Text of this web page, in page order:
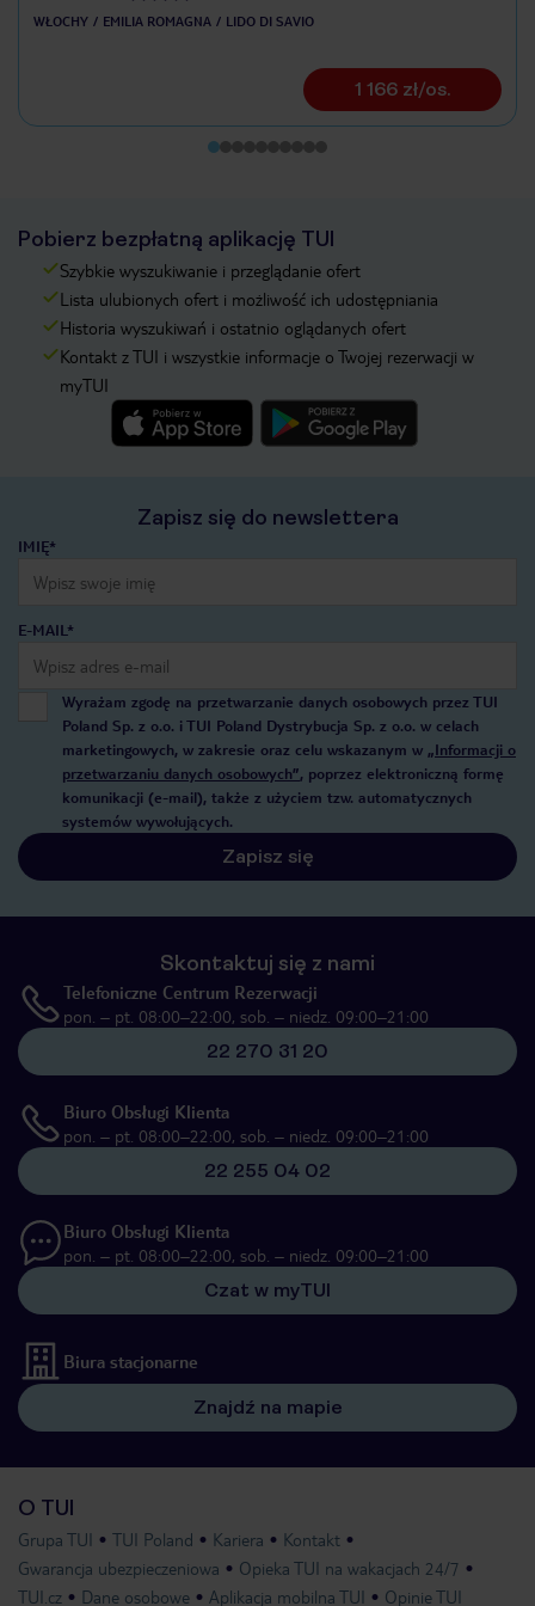
WŁOCHY EMILIA ROMAGNA LIDO DI SAVIO
1 166 zł/os.
Pobierz bezpłatną aplikację TUI
Szybkie wyszukiwanie i przeglądanie ofert
Lista ulubionych ofert i możliwość ich udostępniania
Historia wyszukiwań i ostatnio oglądanych ofert
Kontakt z TUI i wszystkie informacje o Twojej rezerwacji w
myTUI
Zapisz się do newslettera
IMIĘ*
E-MAIL*
Wyrażam zgodę na przetwarzanie danych osobowych przez TUI
Poland Sp. z o.o. i TUI Poland Dystrybucja Sp. z o.o. w celach
marketingowych, w zakresie oraz celu wskazanym w „Informacji o
przetwarzaniu danych osobowych”, poprzez elektroniczną formę
komunikacji (e-mail), także z użyciem tzw. automatycznych
systemów wywołujących.
Zapisz się
Skontaktuj się z nami
Telefoniczne Centrum Rezerwacji
pon. – pt. 08:00–22:00, sob. – niedz. 09:00–21:00
22 270 31 20
Biuro Obsługi Klienta
pon. – pt. 08:00–22:00, sob. – niedz. 09:00–21:00
22 255 04 02
Biuro Obsługi Klienta
pon. – pt. 08:00–22:00, sob. – niedz. 09:00–21:00
Czat w myTUI
Biura stacjonarne
Znajdź na mapie
O TUI
Grupa TUI TUI Poland Kariera
Kontakt
Gwarancja ubezpieczeniowa
Opieka TUI na wakacjach 24/7
TUI.cz
Dane osobowe Aplikacja mobilna TUI Opinie TUI